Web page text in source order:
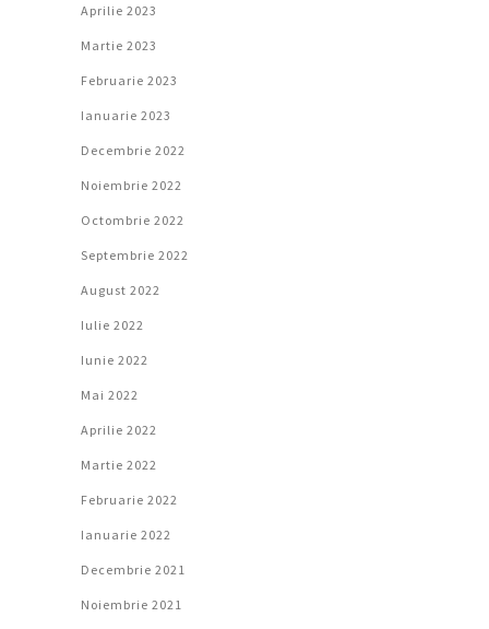
Aprilie 2023
Martie 2023
Februarie 2023
Ianuarie 2023
Decembrie 2022
Noiembrie 2022
Octombrie 2022
Septembrie 2022
August 2022
Iulie 2022
Iunie 2022
Mai 2022
Aprilie 2022
Martie 2022
Februarie 2022
Ianuarie 2022
Decembrie 2021
Noiembrie 2021